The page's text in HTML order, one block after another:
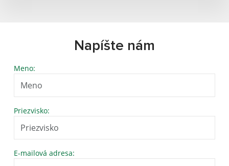
Napíšte nám
Meno:
Priezvisko:
E-mailová adresa: